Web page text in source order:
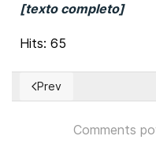
[texto completo]
Hits: 65
Previous article: Perú:
Prev
Comments